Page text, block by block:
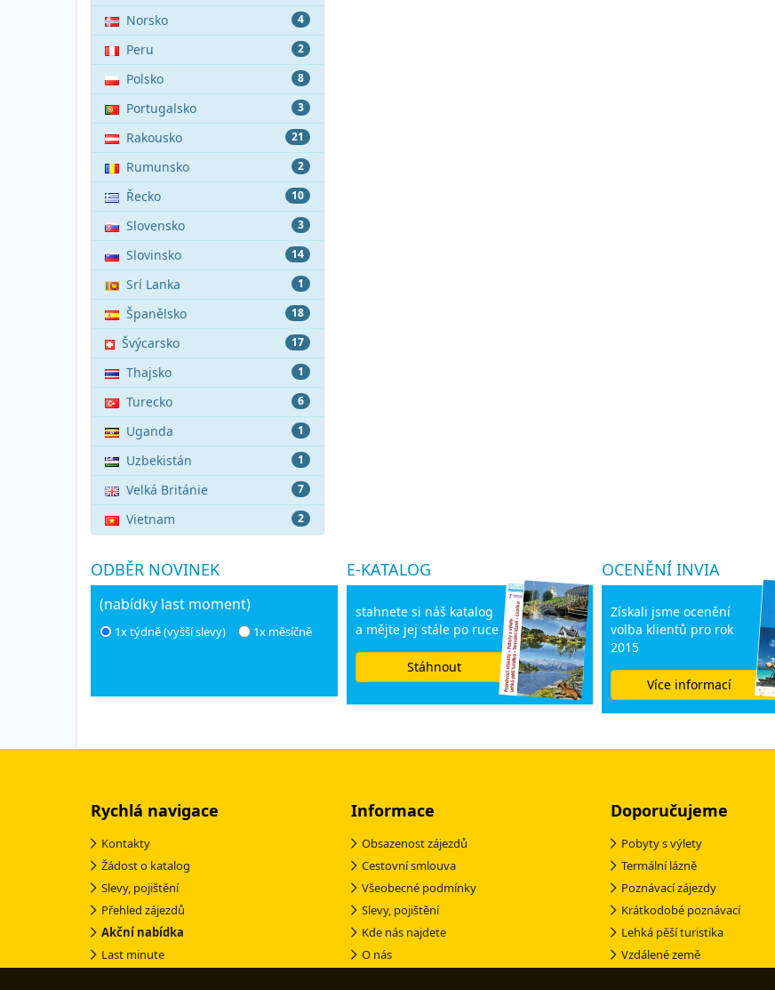
4
Norsko
2
Peru
8
Polsko
3
Portugalsko
21
Rakousko
2
Rumunsko
10
Řecko
3
Slovensko
14
Slovinsko
1
Srí Lanka
18
Španělsko
17
Švýcarsko
1
Thajsko
6
Turecko
1
Uganda
1
Uzbekistán
7
Velká Británie
2
Vietnam
ODBĚR NOVINEK
(nabídky last moment)
1x týdně (vyšší slevy) 1x měsíčně
E-KATALOG
stahnete si náš katalog
a mějte jej stále po ruce
Stáhnout
OCENĚNÍ INVIA
Získali jsme ocenění
volba klientů pro rok
2015
Více informací
Rychlá navigace
Kontakty
Žádost o katalog
Slevy, pojištění
Přehled zájezdů
Akční nabídka
Last minute
Informace
Obsazenost zájezdů
Cestovní smlouva
Všeobecné podmínky
Slevy, pojištění
Kde nás najdete
O nás
Doporučujeme
Pobyty s výlety
Termální lázně
Poznávací zájezdy
Krátkodobé poznávací
Lehká pěší turistika
Vzdálené země